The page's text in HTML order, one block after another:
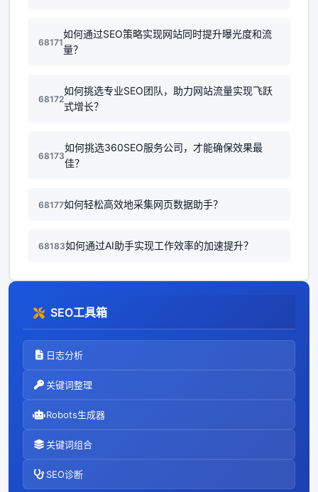
68171
如何通过SEO策略实现网站同时提升曝光度和流
量？
68172
如何挑选专业SEO团队，助力网站流量实现飞跃
式增长？
68173
如何挑选360SEO服务公司，才能确保效果最
佳？
68177如何轻松高效地采集网页数据助手？
68183如何通过AI助手实现工作效率的加速提升？
SEO工具箱
日志分析
关键词整理
Robots生成器
关键词组合
SEO诊断